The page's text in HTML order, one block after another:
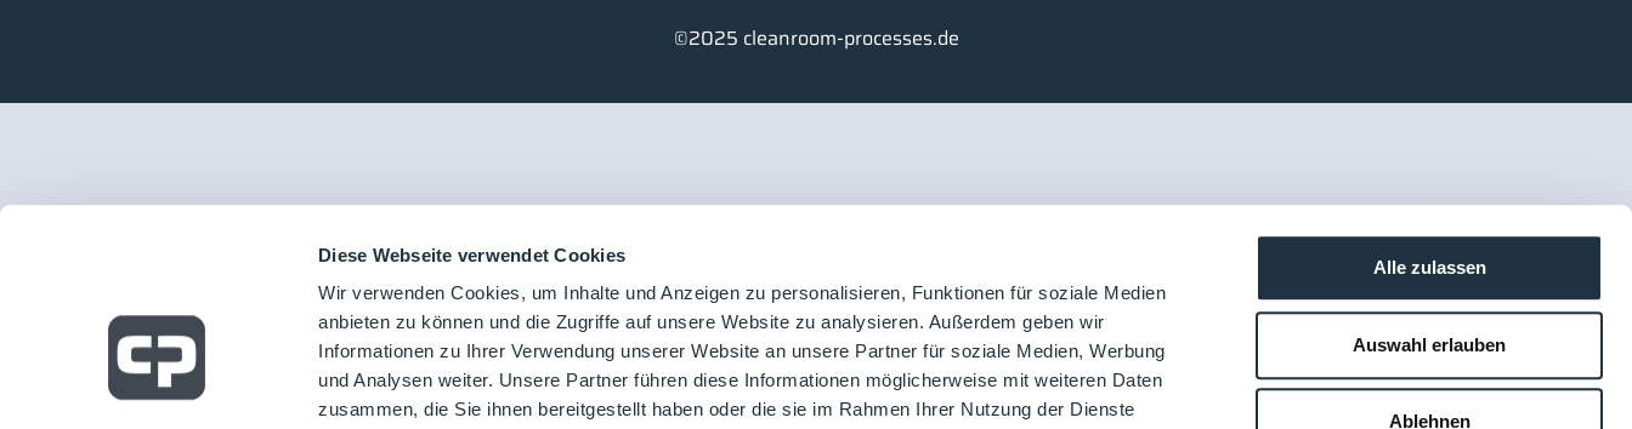
Diese Webseite verwendet Cookies
Wir verwenden Cookies, um Inhalte und Anzeigen zu personalisieren, Funktionen für soziale Medien
anbieten zu können und die Zugriffe auf unsere Website zu analysieren. Außerdem geben wir
Informationen zu Ihrer Verwendung unserer Website an unsere Partner für soziale Medien, Werbung
und Analysen weiter. Unsere Partner führen diese Informationen möglicherweise mit weiteren Daten
zusammen, die Sie ihnen bereitgestellt haben oder die sie im Rahmen Ihrer Nutzung der Dienste
Alle zulassen
Auswahl erlauben
Ablehnen
©2025 cleanroom-processes.de